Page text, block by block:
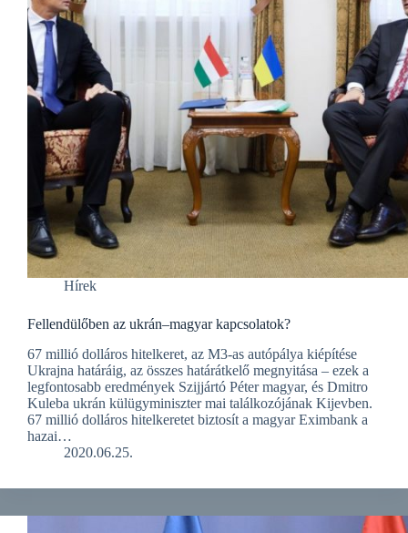
Hírek
Fellendülőben az ukrán–magyar kapcsolatok?
67 millió dolláros hitelkeret, az M3-as autópálya kiépítése
Ukrajna határáig, az összes határátkelő megnyitása – ezek a
legfontosabb eredmények Szijjártó Péter magyar, és Dmitro
Kuleba ukrán külügyminiszter mai találkozójának Kijevben.
67 millió dolláros hitelkeretet biztosít a magyar Eximbank a
hazai…
2020.06.25.